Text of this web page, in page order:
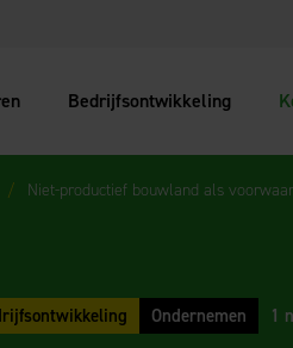
Bedrijfsontwikkeling
Niet-productief bouwland als
Ondernemen 1